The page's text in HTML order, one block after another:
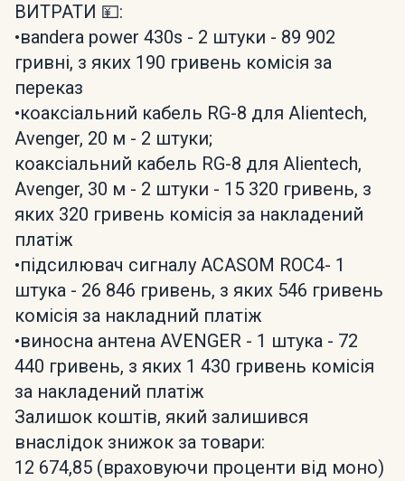
ВИТРАТИ 💴:
•вandera power 430s - 2 штуки - 89 902
гривні, з яких 190 гривень комісія за
переказ
•коаксіальний кабель RG-8 для Alientech,
Avenger, 20 м - 2 штуки;
коаксіальний кабель RG-8 для Alientech,
Avenger, 30 м - 2 штуки - 15 320 гривень, з
яких 320 гривень комісія за накладений
платіж
•підсилювач сигналу ACASOM ROC4- 1
штука - 26 846 гривень, з яких 546 гривень
комісія за накладний платіж
•виносна антена AVENGER - 1 штука - 72
440 гривень, з яких 1 430 гривень комісія
за накладений платіж
Залишок коштів, який залишився
внаслідок знижок за товари:
12 674,85 (враховуючи проценти від моно)